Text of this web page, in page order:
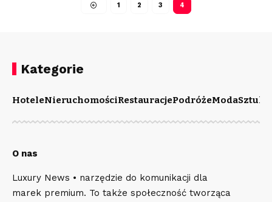
1 2 3 4
Kategorie
HoteleNieruchomościRestauracjePodróżeModaSztuka
O nas
Luxury News • narzędzie do komunikacji dla
marek premium. To także społeczność tworząca